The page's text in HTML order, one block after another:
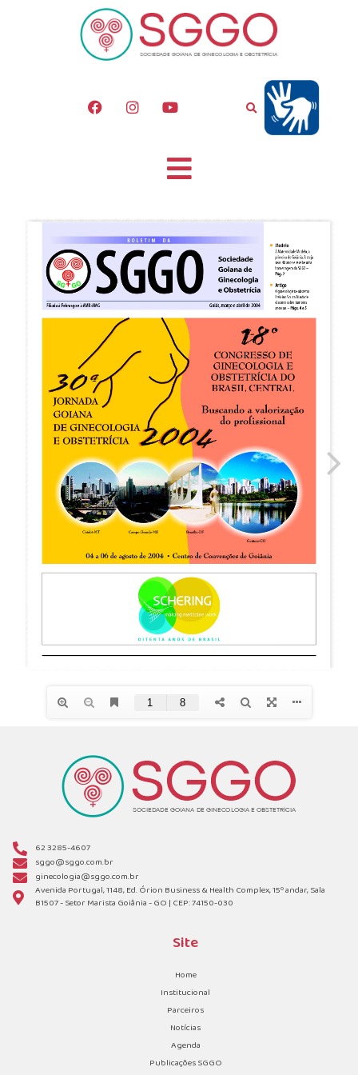
62 3285-4607
sggo@sggo.com.br
ginecologia@sggo.com.br
Avenida Portugal, 1148, Ed. Órion Business & Health Complex, 15º andar, Sala
B1507 - Setor Marista Goiânia - GO | CEP: 74150-030
Site
Home
Institucional
Parceiros
Notícias
Agenda
Publicações SGGO